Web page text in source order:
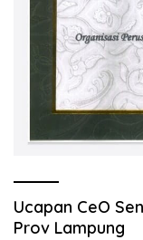
Ucapan CeO
Prov Lampung